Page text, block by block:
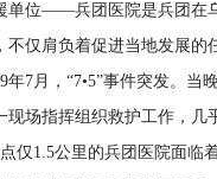
单位——兵团医院是兵团在
不仅肩负着促进当地发展的
年7月，“7•5”事件突发。当
现场指挥组织救护工作，几
仅1.5公里的兵团医院面临